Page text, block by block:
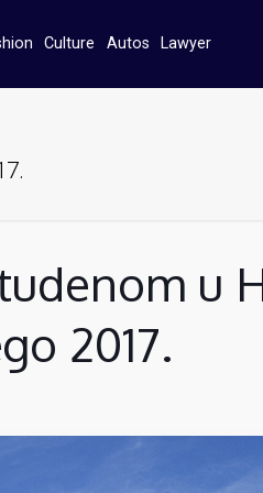
Culture Autos Lawyer
u
2017.